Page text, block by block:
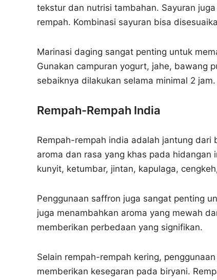
tekstur dan nutrisi tambahan. Sayuran
rempah. Kombinasi sayuran bisa
Marinasi daging sangat penting untuk
Gunakan campuran yogurt, jahe, bawang
sebaiknya dilakukan selama minimal 2 jam.
Rempah-Rempah India
Rempah-rempah india adalah jantung dari
aroma dan rasa yang khas pada hidangan
kunyit, ketumbar, jintan, kapulaga,
Penggunaan saffron juga sangat penting
juga menambahkan aroma yang mewah
memberikan perbedaan yang signifikan.
Selain rempah-rempah kering,
memberikan kesegaran pada biryani.